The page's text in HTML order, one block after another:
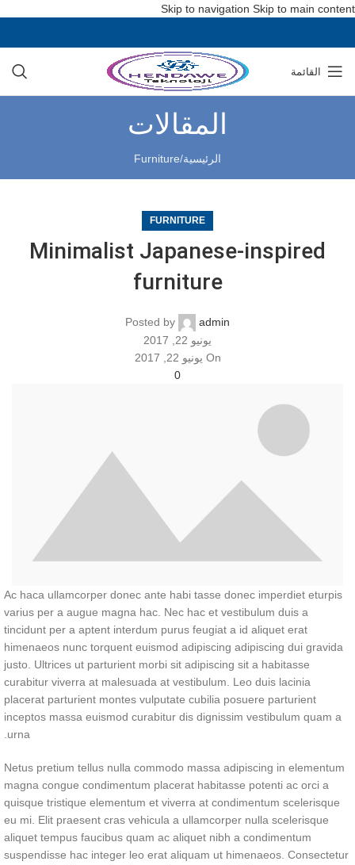
Skip to navigation Skip to main content
القائمة
المقالات
الرئيسية/
Furniture
FURNITURE
Minimalist Japanese-inspired
furniture
Posted by
admin
يونيو 22, 2017
On يونيو 22, 2017
0
Ac haca ullamcorper donec ante habi tasse donec imperdiet eturpis
varius per a augue magna hac. Nec hac et vestibulum duis a
tincidunt per a aptent interdum purus feugiat a id aliquet erat
himenaeos nunc torquent euismod adipiscing adipiscing dui gravida
justo. Ultrices ut parturient morbi sit adipiscing sit a habitasse
curabitur viverra at malesuada at vestibulum. Leo duis lacinia
placerat parturient montes vulputate cubilia posuere parturient
inceptos massa euismod curabitur dis dignissim vestibulum quam a
urna.
Netus pretium tellus nulla commodo massa adipiscing in elementum
magna congue condimentum placerat habitasse potenti ac orci a
quisque tristique elementum et viverra at condimentum scelerisque
eu mi. Elit praesent cras vehicula a ullamcorper nulla scelerisque
aliquet tempus faucibus quam ac aliquet nibh a condimentum
suspendisse hac integer leo erat aliquam ut himenaeos. Consectetur